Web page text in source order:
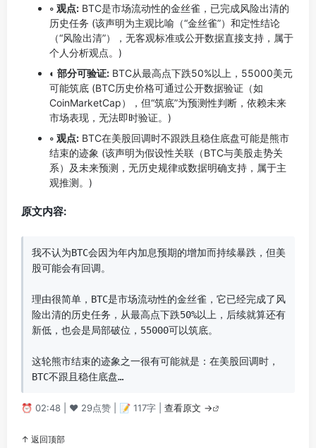
◦ 观点: BTC是市场流动性的金丝雀，已完成风险出清的
历史任务 (该声明为主观比喻（“金丝雀”）和定性结论
（“风险出清”），无客观标准或公开数据直接支持，属于
个人分析观点。)
◐ 部分可验证: BTC从最高点下跌50%以上，55000美元
可能筑底 (BTC历史价格可通过公开数据验证（如
CoinMarketCap），但“筑底”为预测性判断，依赖未来
市场表现，无法即时验证。)
◦ 观点: BTC在美股回调时不跟跌且稳住底盘可能是熊市
结束的迹象 (该声明为假设性关联（BTC与美股走势关
系）及未来预测，无历史规律或数据明确支持，属于主
观推测。)
原文内容:
我不认为BTC会因为年内加息预期的增加而持续暴跌，但美
股可能会有回调。
理由很简单，BTC是市场流动性的金丝雀，它已经完成了风
险出清的历史任务，从最高点下跌50%以上，后续就算还有
新低，也会是局部破位，55000可以筑底。
这轮熊市结束的迹象之一很有可能就是：在美股回调时，
BTC不跟且稳住底盘…
⏰ 02:48 | ❤️ 29点赞 | 📝 117字 | 查看原文 →
↑ 返回顶部